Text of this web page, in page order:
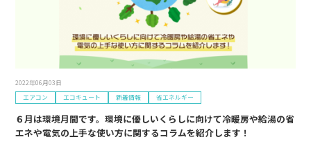
2022年06月03日
エアコン
エコキュート 新着情報 省エネルギー
６月は環境月間です。環境に優しいくらしに向けて冷暖房や給湯の省
エネや電気の上手な使い方に関するコラムを紹介します！